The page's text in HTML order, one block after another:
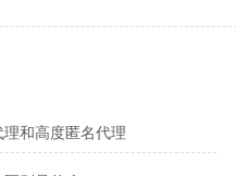
和高度匿名代理